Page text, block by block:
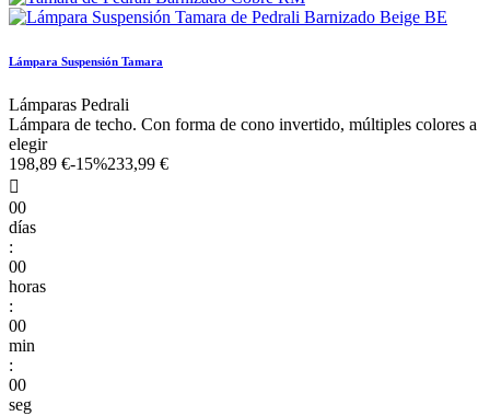
Lámpara Suspensión Tamara
Lámparas Pedrali
Lámpara de techo. Con forma de cono invertido, múltiples colores a
elegir
198,89 €-15%233,99 €

00
días
:
00
horas
:
00
min
:
00
seg